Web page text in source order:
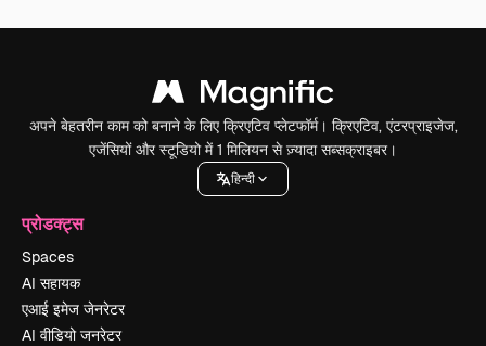
अपने बेहतरीन काम को बनाने के लिए क्रिएटिव प्लेटफॉर्म। क्रिएटिव, एंटरप्राइजेज,
एजेंसियों और स्टूडियो में 1 मिलियन से ज़्यादा सब्सक्राइबर।
हिन्दी
प्रोडक्ट्स
Spaces
AI सहायक
एआई इमेज जेनरेटर
AI वीडियो जनरेटर